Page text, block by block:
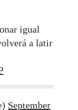
igual
a latir
September